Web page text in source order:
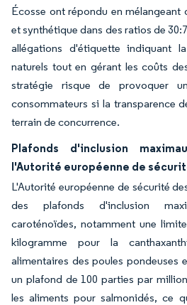
Écosse ont répondu en mélangeant
et synthétique dans des ratios de
allégations d'étiquette indiquant
naturels tout en gérant les coûts
stratégie risque de provoquer
consommateurs si la transparence
terrain de concurrence.
Plafonds d'inclusion
l'Autorité européenne de
L'Autorité européenne de sécurité
des plafonds d'inclusion
caroténoïdes, notamment une
kilogramme pour la
alimentaires des poules pondeuses
un plafond de 100 parties par
les aliments pour salmonidés, ce